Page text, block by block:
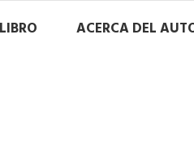
ACERCA DEL